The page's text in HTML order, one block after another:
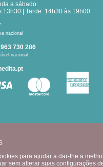
a sábado:
13h30 | Tarde: 14h30 às 19h00
nacional
963 730 286
nacional
para ajudar a dar-lhe a
sem alterar suas configurações